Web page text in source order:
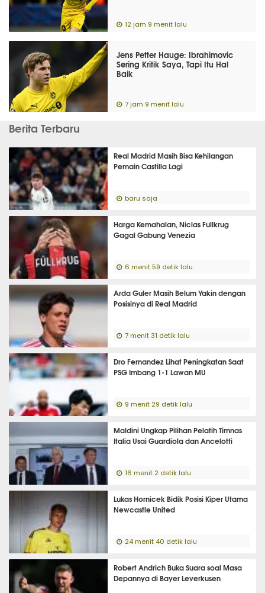
12 jam 9 menit lalu
Jens Petter Hauge: Ibrahimovic
Sering Kritik Saya, Tapi Itu Hal
Baik
7 jam 9 menit lalu
Berita Terbaru
Real Madrid Masih Bisa Kehilangan
Pemain Castilla Lagi
baru saja
Harga Kemahalan, Niclas Fullkrug
Gagal Gabung Venezia
6 menit 59 detik lalu
Arda Guler Masih Belum Yakin dengan
Posisinya di Real Madrid
7 menit 31 detik lalu
Dro Fernandez Lihat Peningkatan Saat
PSG Imbang 1-1 Lawan MU
9 menit 29 detik lalu
Maldini Ungkap Pilihan Pelatih Timnas
Italia Usai Guardiola dan Ancelotti
16 menit 2 detik lalu
Lukas Hornicek Bidik Posisi Kiper Utama
Newcastle United
24 menit 40 detik lalu
Robert Andrich Buka Suara soal Masa
Depannya di Bayer Leverkusen